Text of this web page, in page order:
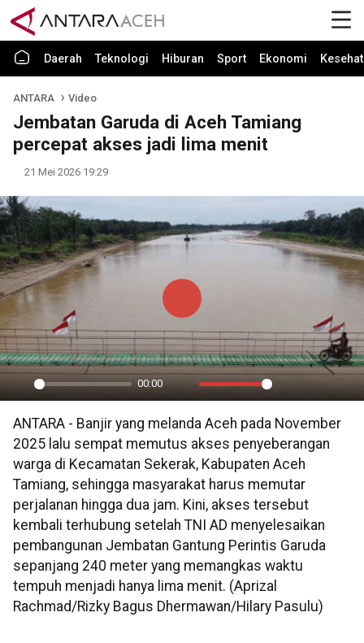
Daerah Teknologi Hiburan Sport Ekonomi
ANTARA Video
Jembatan Garuda di Aceh Tamiang
percepat akses jadi lima menit
21 Mei 2026 19:29
Play
00:00
Mute Settings
PIP
Play
ANTARA - Banjir yang melanda Aceh pada November
2025 lalu sempat memutus akses penyeberangan
warga di Kecamatan Sekerak, Kabupaten Aceh
Tamiang, sehingga masyarakat harus memutar
perjalanan hingga dua jam. Kini, akses tersebut
kembali terhubung setelah TNI AD menyelesaikan
pembangunan Jembatan Gantung Perintis Garuda
sepanjang 240 meter yang memangkas waktu
tempuh menjadi hanya lima menit. (Aprizal
Rachmad/Rizky Bagus Dhermawan/Hilary Pasulu)